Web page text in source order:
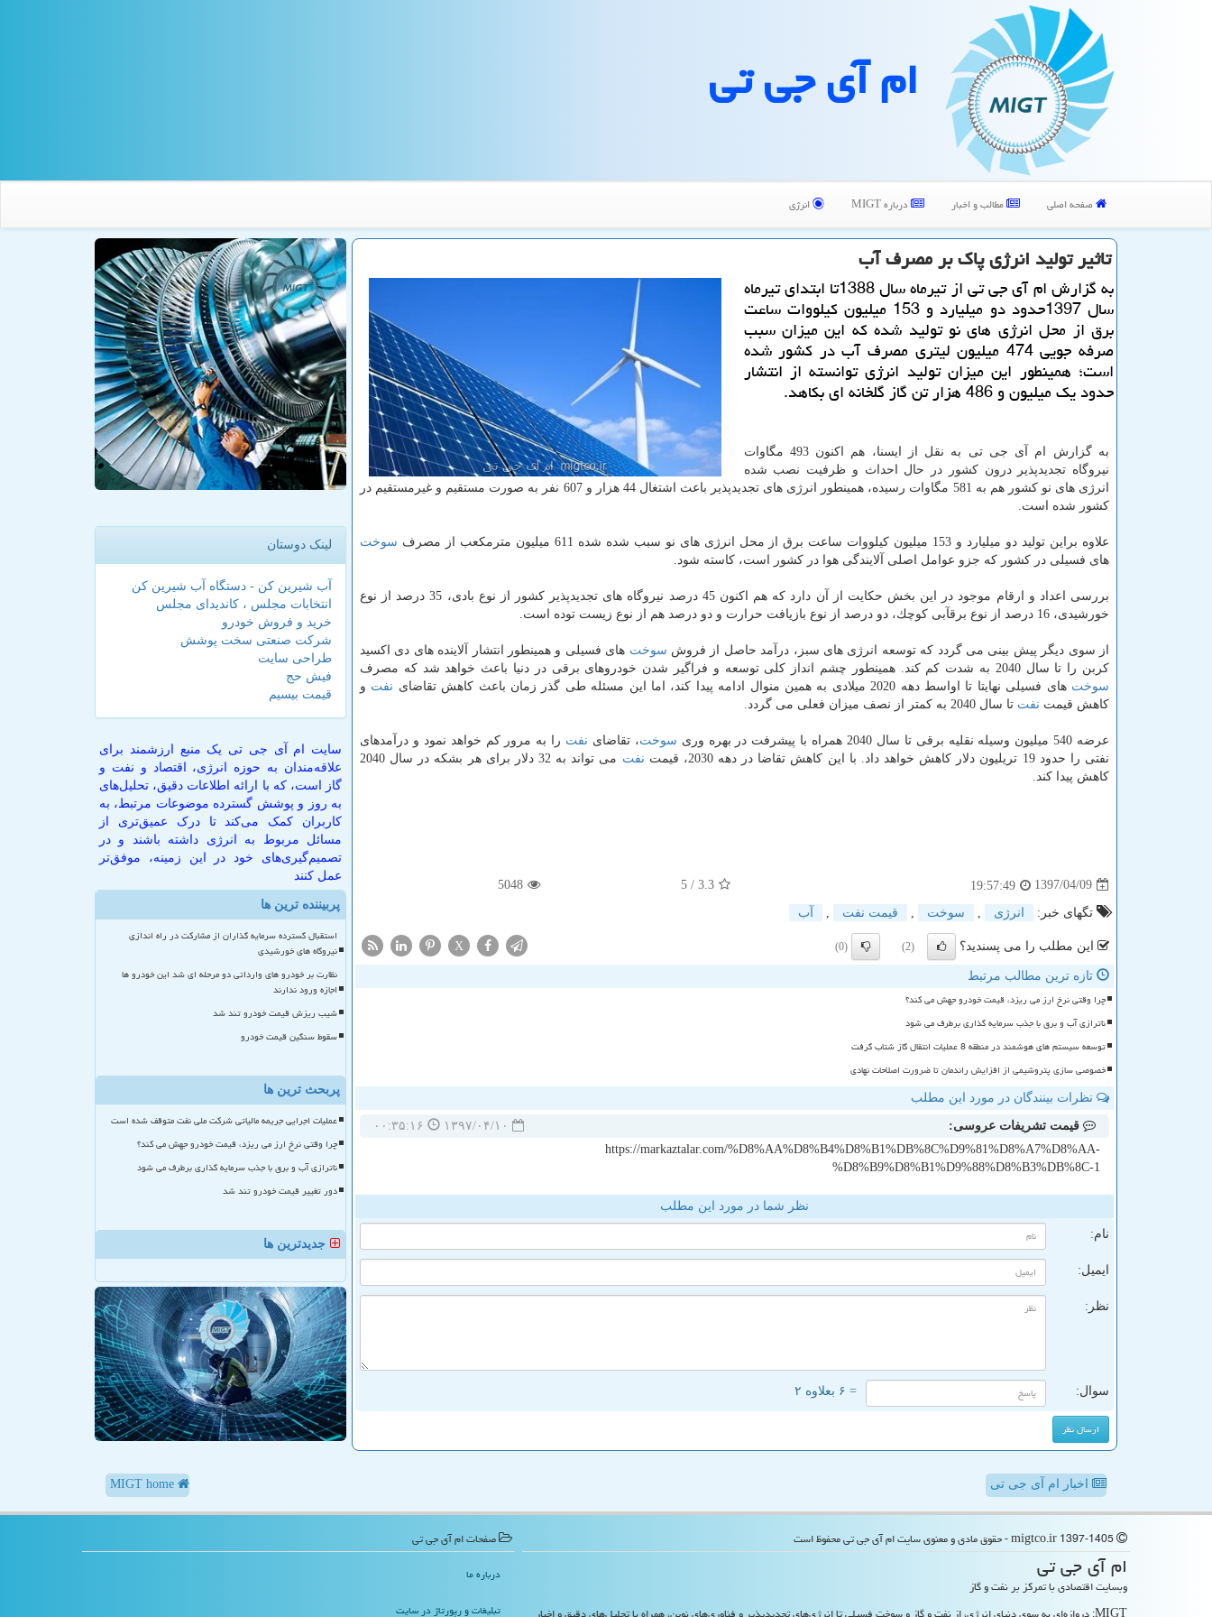
ام آی جی تی
صفحه اصلی مطالب و اخبار درباره MIGT انرژی
تاثیر تولید انرژی پاك بر مصرف آب
به گزارش ام آی جی تی از تیرماه سال 1388تا ابتدای تیرماه
سال 1397حدود دو میلیارد و 153 میلیون كیلووات ساعت
برق از محل انرژی های نو تولید شده كه این میزان سبب
صرفه جویی 474 میلیون لیتری مصرف آب در كشور شده
است؛ همینطور این میزان تولید انرژی توانسته از انتشار
حدود یك میلیون و 486 هزار تن گاز گلخانه ای بكاهد.
به گزارش ام آی جی تی به نقل از ایسنا، هم اكنون 493 مگاوات
نیروگاه تجدیدپذیر درون كشور در حال احداث و ظرفیت نصب شده
انرژی های نو كشور هم به 581 مگاوات رسیده، همینطور انرژی های تجدیدپذیر باعث اشتغال 44 هزار و 607 نفر به صورت مستقیم و غیرمستقیم در
كشور شده است.
علاوه براین تولید دو میلیارد و 153 میلیون كیلووات ساعت برق از محل انرژی های نو سبب شده شده 611 میلیون مترمكعب از مصرف
سوخت
های فسیلی در كشور كه جزو عوامل اصلی آلایندگی هوا در كشور است، كاسته شود.
بررسی اعداد و ارقام موجود در این بخش حكایت از آن دارد كه هم اكنون 45 درصد نیروگاه های تجدیدپذیر كشور از نوع بادی، 35 درصد از نوع
خورشیدی، 16 درصد از نوع برقآبی كوچك، دو درصد از نوع بازیافت حرارت و دو درصد هم از نوع زیست توده است.
از سوی دیگر پیش بینی می گردد كه توسعه انرژی های سبز، درآمد حاصل از فروش سوخت های فسیلی و همینطور انتشار آلاینده های دی اكسید
كربن را تا سال 2040 به شدت كم كند. همینطور چشم انداز كلی توسعه و فراگیر شدن خودروهای برقی در دنیا باعث خواهد شد كه مصرف
سوخت های فسیلی نهایتا تا اواسط دهه 2020 میلادی به همین منوال ادامه پیدا كند، اما این مسئله طی گذر زمان باعث كاهش تقاضای نفت و
كاهش قیمت نفت تا سال 2040 به كمتر از نصف میزان فعلی می گردد.
عرضه 540 میلیون وسیله نقلیه برقی تا سال 2040 همراه با پیشرفت در بهره وری سوخت، تقاضای نفت را به مرور كم خواهد نمود و درآمدهای
نفتی را حدود 19 تریلیون دلار كاهش خواهد داد. با این كاهش تقاضا در دهه 2030، قیمت
نفت
می تواند به 32 دلار برای هر بشكه در سال 2040
كاهش پیدا كند.
1397/04/09
19:57:49
3.3
/ 5
5048
تگهای خبر: انرژی سوخت قیمت نفت آب
این مطلب را می پسندید؟ (2)
(0)
X
تازه ترین مطالب مرتبط
چرا وقتی نرخ ارز می ریزد، قیمت خودرو جهش می کند؟
ناترازی آب و برق با جذب سرمایه گذاری برطرف می شود
توسعه سیستم های هوشمند در منطقه 8 عملیات انتقال گاز شتاب گرفت
خصوصی سازی پتروشیمی از افزایش راندمان تا ضرورت اصلاحات نهادی
نظرات بینندگان در مورد این مطلب
قیمت تشریفات عروسی:
https://markaztalar.com/%D8%AA%D8%B4%D8%B1%DB%8C%D9%81%D8%A7%D8%AA-
%D8%B9%D8%B1%D9%88%D8%B3%DB%8C-1
نظر شما در مورد این مطلب
نام:
ایمیل:
نظر:
سوال: = ۶ بعلاوه ۲
لینک دوستان
آب شیرین کن - دستگاه آب شیرین کن
انتخابات مجلس ، کاندیدای مجلس
خرید و فروش خودرو
شرکت صنعتی سخت پوشش
طراحی سایت
فیش حج
قیمت بیسیم
سایت ام آی جی تی یک منبع ارزشمند برای
علاقه‌مندان به حوزه انرژی، اقتصاد و نفت و
گاز است، که با ارائه اطلاعات دقیق، تحلیل‌های
به روز و پوشش گسترده موضوعات مرتبط، به
کاربران کمک می‌کند تا درک عمیق‌تری از
مسائل مربوط به انرژی داشته باشند و در
تصمیم‌گیری‌های خود در این زمینه، موفق‌تر
عمل کنند
پربیننده ترین ها
استقبال گسترده سرمایه گذاران از مشارکت در راه اندازی
نیروگاه های خورشیدی
نظارت بر خودرو های وارداتی دو مرحله ای شد این خودرو ها
اجازه ورود ندارند
شیب ریزش قیمت خودرو تند شد
سقوط سنگین قیمت خودرو
پربحث ترین ها
عملیات اجرایی جریمه مالیاتی شرکت ملی نفت متوقف شده است
چرا وقتی نرخ ارز می ریزد، قیمت خودرو جهش می کند؟
ناترازی آب و برق با جذب سرمایه گذاری برطرف می شود
دور تغییر قیمت خودرو تند شد
جدیدترین ها
اخبار ام آی جی تی
ام آی جی تی
وبسایت اقتصادی با تمرکز بر نفت و گاز
صفحات ام آی جی تی
درباره ما
تبلیغات و رپورتاژ در سایت